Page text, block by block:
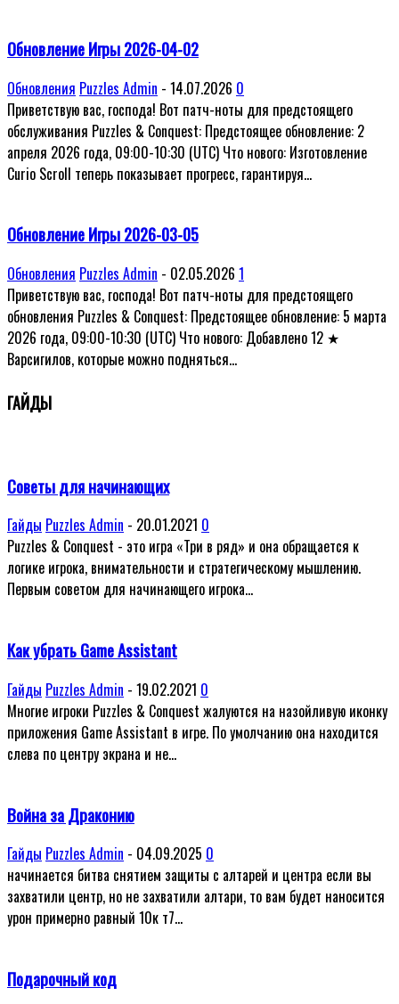
Обновление Игры 2026-04-02
Обновления Puzzles Admin - 14.07.2026 0
Приветствую вас, господа! Вот патч-ноты для предстоящего
обслуживания Puzzles & Conquest: Предстоящее обновление: 2
апреля 2026 года, 09:00-10:30 (UTC) Что нового: Изготовление
Curio Scroll теперь показывает прогресс, гарантируя...
Обновление Игры 2026-03-05
Обновления Puzzles Admin - 02.05.2026 1
Приветствую вас, господа! Вот патч-ноты для предстоящего
обновления Puzzles & Conquest: Предстоящее обновление: 5 марта
2026 года, 09:00-10:30 (UTC) Что нового: Добавлено 12 ★
Варсигилов, которые можно подняться...
ГАЙДЫ
Советы для начинающих
Гайды Puzzles Admin - 20.01.2021 0
Puzzles & Conquest - это игра «Три в ряд» и она обращается к
логике игрока, внимательности и стратегическому мышлению.
Первым советом для начинающего игрока...
Как убрать Game Assistant
Гайды Puzzles Admin - 19.02.2021 0
Многие игроки Puzzles & Conquest жалуются на назойливую иконку
приложения Game Assistant в игре. По умолчанию она находится
слева по центру экрана и не...
Война за Драконию
Гайды Puzzles Admin - 04.09.2025 0
начинается битва снятием защиты с алтарей и центра если вы
захватили центр, но не захватили алтари, то вам будет наносится
урон примерно равный 10к т7...
Подарочный код